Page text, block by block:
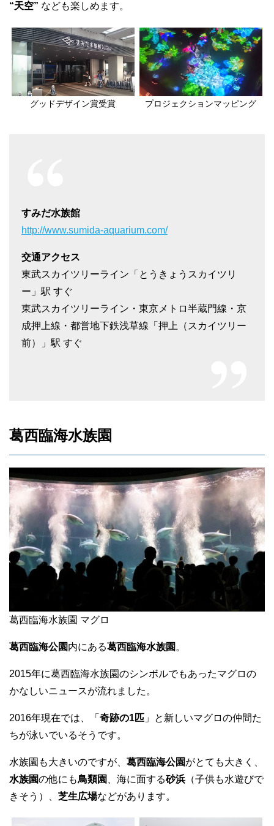
“天空” なども楽しめます。
グッドデザイン賞受賞 プロジェクションマッピング
すみだ水族館
http://www.sumida-aquarium.com/
交通アクセス
東武スカイツリーライン「とうきょうスカイツリ
ー」駅 すぐ
東武スカイツリーライン・東京メトロ半蔵門線・京
成押上線・都営地下鉄浅草線「押上（スカイツリー
前）」駅 すぐ
葛西臨海水族園
葛西臨海水族園 マグロ
葛西臨海公園内にある葛西臨海水族園 。
2015年に葛西臨海水族園のシンボルでもあったマグロの
かなしいニュースが流れました。
2016年現在では、「 奇跡の1匹 」と新しいマグロの仲間た
ちが泳いでいるそうです。
水族園も大きいのですが、 葛西臨海公園がとても大きく、
水族園の他にも鳥類園 、海に面する砂浜（子供も水遊びで
きそう）、 芝生広場などがあります。